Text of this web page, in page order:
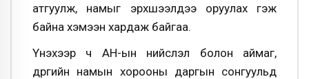
атгуулж, намыг эрхшээлдээ оруулах гэж
байна хэмээн хардаж байгаа.
Үнэхээр ч АН-ын нийслэл болон аймаг,
дүүргийн намын хорооны даргын сонгуульд